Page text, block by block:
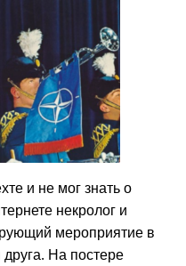
и не мог знать о
некролог и
мероприятие в
На постере